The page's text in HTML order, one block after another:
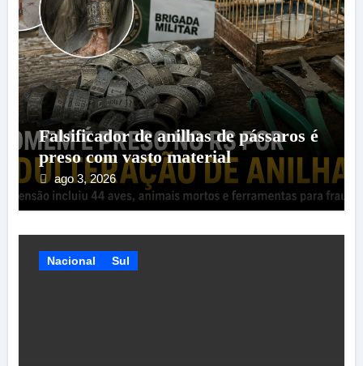
Falsificador de anilhas de pássaros é
preso com vasto material
ago 3, 2026
Nacional Sul